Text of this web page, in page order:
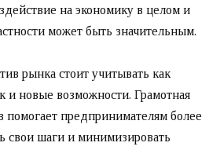
на экономику в целом и
может быть значительным.
рынка стоит учитывать как
и новые возможности. Грамотная
помогает предпринимателям более
свои шаги и минимизировать